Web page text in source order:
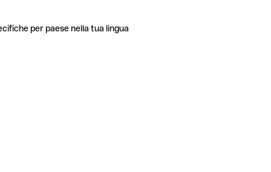
per paese nella tua lingua